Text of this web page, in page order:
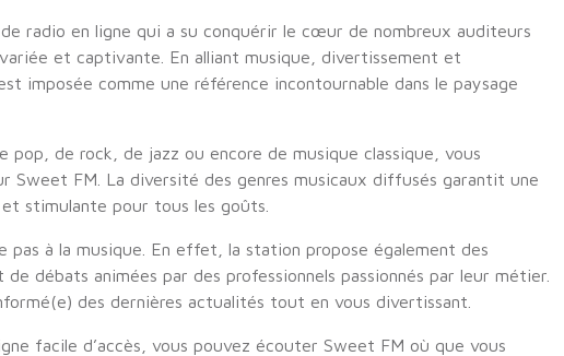
radio en ligne qui a su conquérir le cœur de nombreux auditeurs
et captivante. En alliant musique, divertissement et
imposée comme une référence incontournable dans le paysage
pop, de rock, de jazz ou encore de musique classique, vous
Sweet FM. La diversité des genres musicaux diffusés garantit une
stimulante pour tous les goûts.
pas à la musique. En effet, la station propose également des
de débats animées par des professionnels passionnés par leur métier.
des dernières actualités tout en vous divertissant.
facile d’accès, vous pouvez écouter Sweet FM où que vous